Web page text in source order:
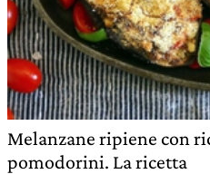
Melanzane ripiene con
pomodorini. La ricetta